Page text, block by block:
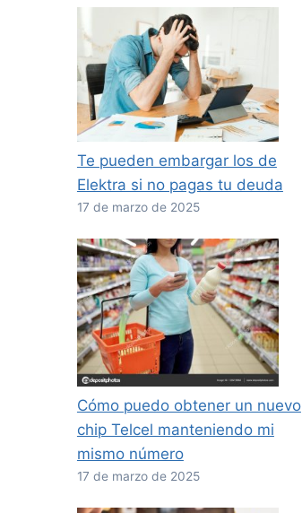
Te pueden embargar los de
Elektra si no pagas tu deuda
17 de marzo de 2025
Cómo puedo obtener un nuevo
chip Telcel manteniendo mi
mismo número
17 de marzo de 2025